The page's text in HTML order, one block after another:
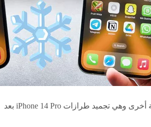
هناك مشكلة شائعة أخرى وهي تجميد طرازات iPhone 14 Pro بعد